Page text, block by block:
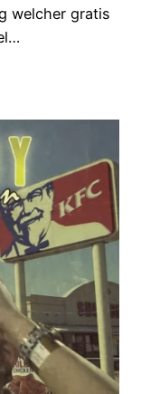
welcher gratis